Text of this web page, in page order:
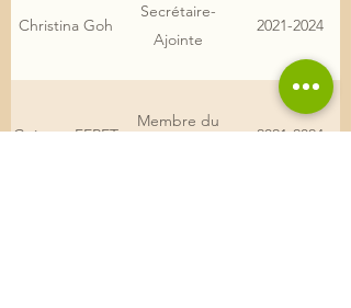
Christina Goh
Secrétaire-
Ajointe
2021-2024
Grégory FERET
Membre du
2021-2024